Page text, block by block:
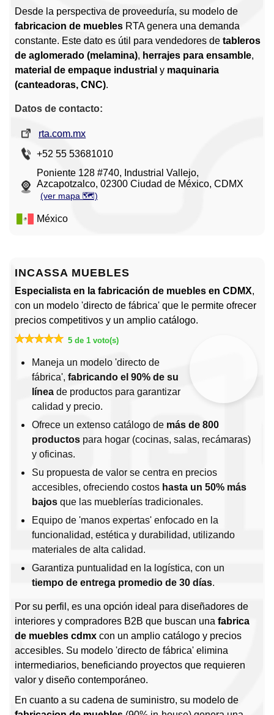
Desde la perspectiva de proveeduría, su modelo de
fabricacion de muebles RTA genera una demanda
constante. Este dato es útil para vendedores de tableros
de aglomerado (melamina), herrajes para ensamble,
material de empaque industrial y maquinaria
(canteadoras, CNC).
Datos de contacto:
rta.com.mx
+52 55 53681010
Poniente 128 #740, Industrial Vallejo,
Azcapotzalco, 02300 Ciudad de México, CDMX
(ver mapa 🗺️)
México
INCASSA MUEBLES
Especialista en la fabricación de muebles en CDMX,
con un modelo 'directo de fábrica' que le permite ofrecer
precios competitivos y un amplio catálogo.
5 de 1 voto(s)
Maneja un modelo 'directo de
fábrica', fabricando el 90% de su
línea de productos para garantizar
calidad y precio.
Ofrece un extenso catálogo de más de 800
productos para hogar (cocinas, salas, recámaras)
y oficinas.
Su propuesta de valor se centra en precios
accesibles, ofreciendo costos hasta un 50% más
bajos que las mueblerías tradicionales.
Equipo de 'manos expertas' enfocado en la
funcionalidad, estética y durabilidad, utilizando
materiales de alta calidad.
Garantiza puntualidad en la logística, con un
tiempo de entrega promedio de 30 días.
Por su perfil, es una opción ideal para diseñadores de
interiores y compradores B2B que buscan una fabrica
de muebles cdmx con un amplio catálogo y precios
accesibles. Su modelo 'directo de fábrica' elimina
intermediarios, beneficiando proyectos que requieren
valor y diseño contemporáneo.
En cuanto a su cadena de suministro, su modelo de